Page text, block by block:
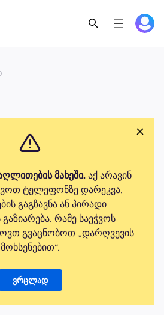
მახეში.აქ არავინ
ტელეფონზე დარეკვა,
გაგზავნა ან პირადი
გაზიარება. რამე საეჭვოს
გვაცნობოთ „დარღვევის
მოხსენებით“.
ვრცლად